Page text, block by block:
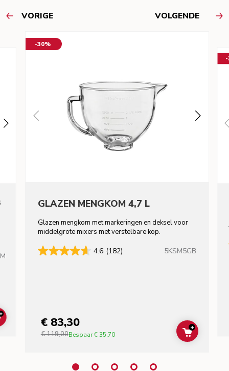
VORIGE VOLGENDE
ADD TO CART
-30%
GLAZEN MENGKOM 4,7 L
Glazen mengkom met markeringen en deksel voor
middelgrote mixers met verstelbare kop.
4.6 (182) 5KSM5GB
€ 83,30
€ 119,00Bespaar€ 35,70 ADD TO
+
-